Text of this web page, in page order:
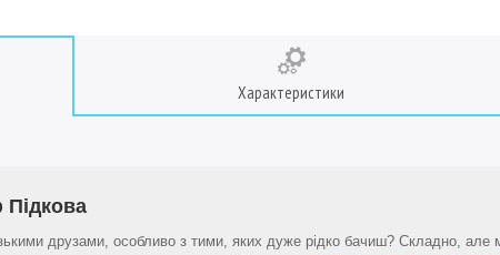
Характеристики
Підкова
друзами, особливо з тими, яких дуже рідко бачиш? Складно,